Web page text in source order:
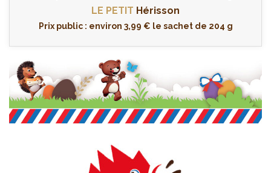
LE PETIT Hérisson
Prix public : environ 3,99 € le sachet de 204 g